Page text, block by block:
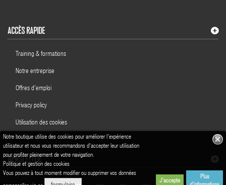
Notre boutique utilise des cookies pour améliorer l'expérience
utilisateur et nous vous recommandons d'accepter leur utilisation
pour profiter pleinement de votre navigation.
Politique et gestion des cookies
Vous pouvez à tout moment modifier ou supprimer vos données
J'accepte
Plus
ACCÈS RAPIDE
Training & formations
Notre entreprise
Offres d'emploi
Privacy policy
Utilisation des cookies
NEWSLETTER